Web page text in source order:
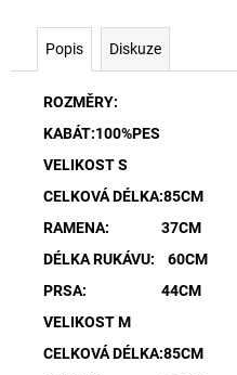
Popis Diskuze
ROZMĚRY:
KABÁT:100%PES
VELIKOST S
CELKOVÁ DÉLKA:85CM
RAMENA: 37CM
DÉLKA RUKÁVU: 60CM
PRSA: 44CM
VELIKOST M
CELKOVÁ DÉLKA:85CM